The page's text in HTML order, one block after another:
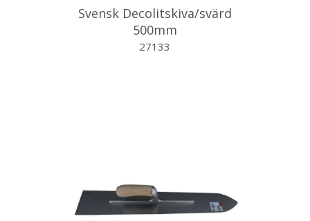
Svensk Decolitskiva/svärd
500mm
27133